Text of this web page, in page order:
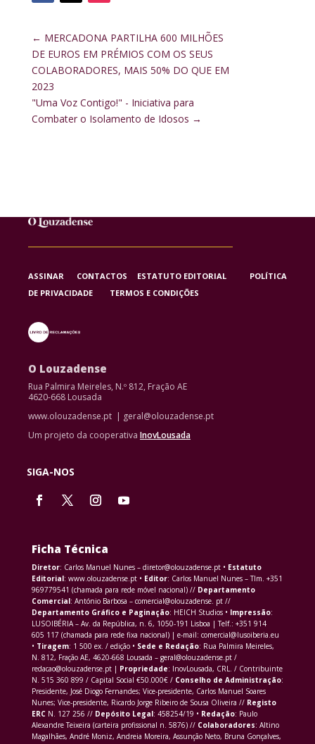
← MERCADONA PARTILHA 600 MILHÕES
DE EUROS EM PRÉMIOS COM OS SEUS
COLABORADORES, MAIS 50% DO QUE EM
2023
"Uma Voz Contigo!" - Iniciativa para
Combater o Isolamento de Idosos →
ASSINAR CONTACTOS ESTATUTO EDITORIAL POLÍTICA
DE PRIVACIDADE TERMOS E CONDIÇÕES
O Louzadense
Rua Palmira Meireles, N.º 812, Fração AE
4620-668 Lousada
www.olouzadense.pt | geral@olouzadense.pt
Um projeto da cooperativa InovLousada
SIGA-NOS
Ficha Técnica
Diretor: Carlos Manuel Nunes – diretor@olouzadense.pt • Estatuto
Editorial: www.olouzadense.pt • Editor: Carlos Manuel Nunes – Tlm. +351
969779541 (chamada para rede móvel nacional) // Departamento
Comercial: António Barbosa – comercial@olouzadense. pt //
Departamento Gráfico e Paginação: HEICH Studios • Impressão:
LUSOIBÉRIA – Av. da República, n. 6, 1050-191 Lisboa | Telf.: +351 914
605 117 (chamada para rede fixa nacional) | e-mail: comercial@lusoiberia.eu
• Tiragem: 1 500 ex. / edição • Sede e Redação: Rua Palmira Meireles,
N. 812, Fração AE, 4620-668 Lousada – geral@olouzadense.pt /
redacao@olouzadense.pt | Propriedade: InovLousada, CRL. / Contribuinte
N. 515 360 899 / Capital Social €50.000€ / Conselho de Administração:
Presidente, José Diogo Fernandes; Vice-presidente, Carlos Manuel Soares
Nunes; Vice-presidente, Ricardo Jorge Ribeiro de Sousa Oliveira // Registo
ERCN. 127 256 // Depósito Legal: 458254/19 • Redação: Paulo
Alexandre Teixeira (carteira profissional n. 5876) // Colaboradores: Altino
Magalhães, André Moniz, Andreia Moreira, Assunção Neto, Bruna Gonçalves,